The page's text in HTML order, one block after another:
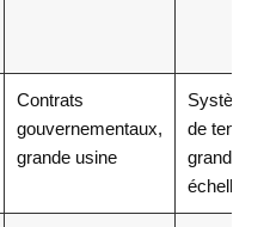
Contrats
gouvernementaux,
grande usine
de tentes
grande
échelle